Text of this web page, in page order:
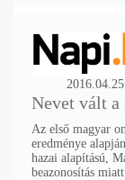
2016.04.25 .
Nevet vált a
Az első magyar
eredménye
hazai alapítású,
beazonosítás